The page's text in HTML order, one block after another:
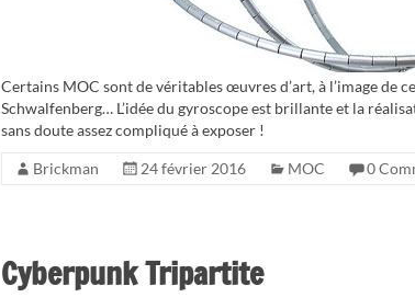
Certains MOC sont de véritables œuvres d’art, à l’image de
Schwalfenberg… L’idée du gyroscope est brillante et la
sans doute assez compliqué à exposer !
Brickman 24 février 2016 MOC 0
Cyberpunk Tripartite